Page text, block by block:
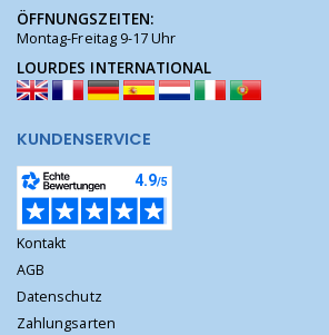
ÖFFNUNGSZEITEN:
Montag-Freitag 9-17 Uhr
LOURDES INTERNATIONAL
KUNDENSERVICE
Kontakt
AGB
Datenschutz
Zahlungsarten